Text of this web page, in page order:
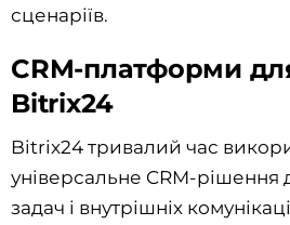
сценаріїв.
CRM-платформи
Bitrix24
Bitrix24 тривалий час
універсальне CRM-рішення
задач і внутрішніх